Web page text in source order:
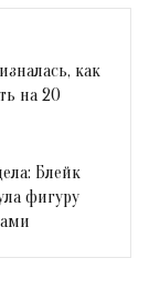
как
на 20
Блейк
фигуру